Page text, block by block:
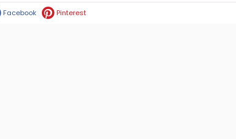
Facebook Pinterest